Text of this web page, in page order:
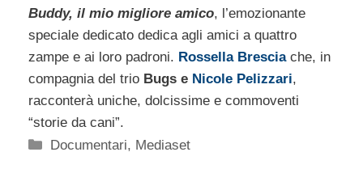
Buddy, il mio migliore amico, l’emozionante
speciale dedicato dedica agli amici a quattro
zampe e ai loro padroni. Rossella Bresciache, in
compagnia del trio Bugs e Nicole Pelizzari,
racconterà uniche, dolcissime e commoventi
“storie da cani”.
Categorie
Documentari, Mediaset